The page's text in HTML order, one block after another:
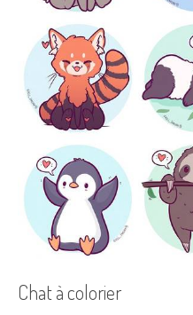
Chat à colorier